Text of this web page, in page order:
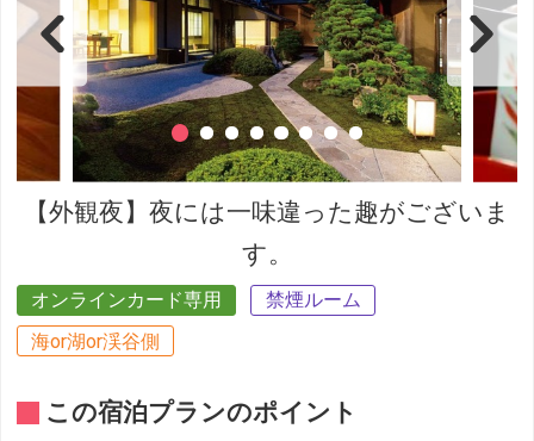
【外観夜】夜には一味違った趣がございま
す。
オンラインカード専用
禁煙ルーム
海or湖or渓谷側
この宿泊プランのポイント